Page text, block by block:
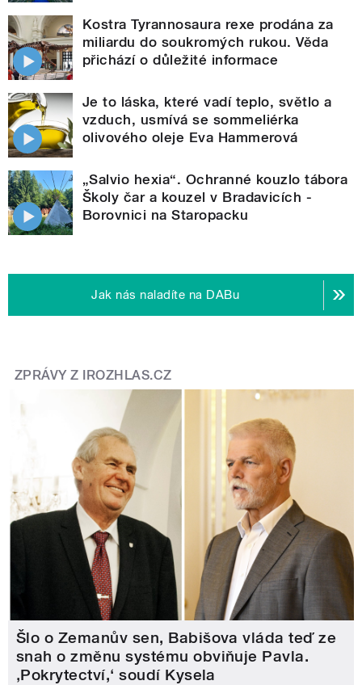
Kostra Tyrannosaura rexe prodána za
miliardu do soukromých rukou. Věda
přichází o důležité informace
Je to láska, které vadí teplo, světlo a
vzduch, usmívá se sommeliérka
olivového oleje Eva Hammerová
„Salvio hexia“. Ochranné kouzlo tábora
Školy čar a kouzel v Bradavicích -
Borovnici na Staropacku
Jak nás naladíte na DABu
ZPRÁVY Z IROZHLAS.CZ
Šlo o Zemanův sen, Babišova vláda teď ze
snah o změnu systému obviňuje Pavla.
‚Pokrytectví,‘ soudí Kysela